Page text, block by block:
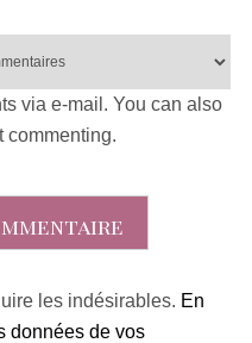
via e-mail. You can also
les indésirables. En
données de vos